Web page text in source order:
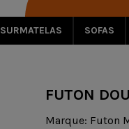
SURMATELAS SOFAS
FUTON
Marque: Futon